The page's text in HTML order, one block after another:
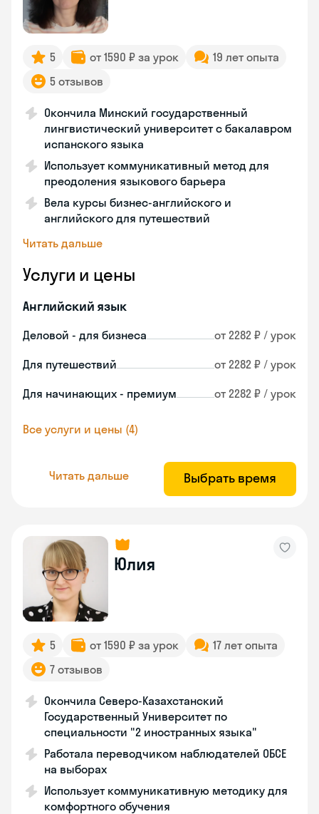
5 от 1590 ₽ за урок
19 лет опыта
5 отзывов
Окончила Минский государственный
лингвистический университет с бакалавром
испанского языка
Использует коммуникативный метод для
преодоления языкового барьера
Вела курсы бизнес-английского и
английского для путешествий
Читать дальше
Услуги и цены
Английский язык
Деловой - для бизнеса от 2282 ₽ / урок
Для путешествий от 2282 ₽ / урок
Для начинающих - премиум от 2282 ₽ / урок
Все услуги и цены (4)
Читать дальше Выбрать время
Юлия
5 от 1590 ₽ за урок
17 лет опыта
7 отзывов
Окончила Северо-Казахстанский
Государственный Университет по
специальности "2 иностранных языка"
Работала переводчиком наблюдателей ОБСЕ
на выборах
Использует коммуникативную методику для
комфортного обучения